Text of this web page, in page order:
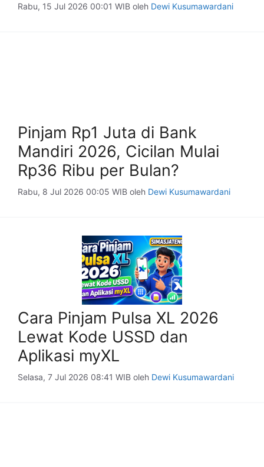
Rabu, 15 Jul 2026 00:01 WIB oleh Dewi Kusumawardani
Pinjam Rp1 Juta di Bank
Mandiri 2026, Cicilan Mulai
Rp36 Ribu per Bulan?
Rabu, 8 Jul 2026 00:05 WIB oleh Dewi Kusumawardani
Cara Pinjam Pulsa XL 2026
Lewat Kode USSD dan
Aplikasi myXL
Selasa, 7 Jul 2026 08:41 WIB oleh Dewi Kusumawardani